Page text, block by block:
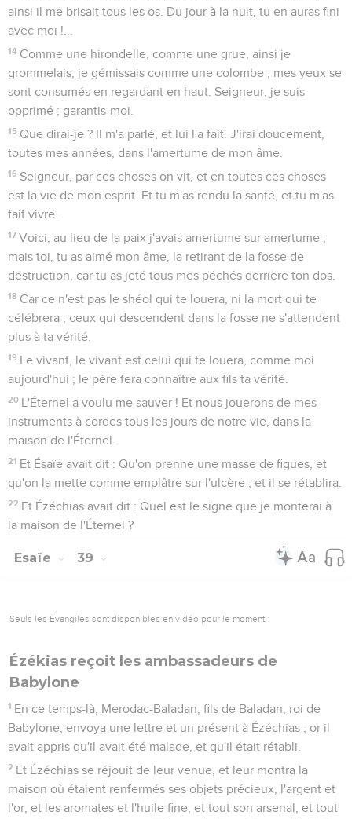
ainsi il me brisait tous les os. Du jour à la nuit, tu en auras fini
avec moi !...
14 Comme une hirondelle, comme une grue, ainsi je
grommelais, je gémissais comme une colombe ; mes yeux se
sont consumés en regardant en haut. Seigneur, je suis
opprimé ; garantis-moi.
15 Que dirai-je ? Il m'a parlé, et lui l'a fait. J'irai doucement,
toutes mes années, dans l'amertume de mon âme.
16 Seigneur, par ces choses on vit, et en toutes ces choses
est la vie de mon esprit. Et tu m'as rendu la santé, et tu m'as
fait vivre.
17 Voici, au lieu de la paix j'avais amertume sur amertume ;
mais toi, tu as aimé mon âme, la retirant de la fosse de
destruction, car tu as jeté tous mes péchés derrière ton dos.
18 Car ce n'est pas le shéol qui te louera, ni la mort qui te
célébrera ; ceux qui descendent dans la fosse ne s'attendent
plus à ta vérité.
19 Le vivant, le vivant est celui qui te louera, comme moi
aujourd'hui ; le père fera connaître aux fils ta vérité.
20 L'Éternel a voulu me sauver ! Et nous jouerons de mes
instruments à cordes tous les jours de notre vie, dans la
maison de l'Éternel.
21 Et Ésaïe avait dit : Qu'on prenne une masse de figues, et
qu'on la mette comme emplâtre sur l'ulcère ; et il se rétablira.
22 Et Ézéchias avait dit : Quel est le signe que je monterai à
la maison de l'Éternel ?
Esaïe 39
Seuls les Évangiles sont disponibles en vidéo pour le moment.
Ézékias reçoit les ambassadeurs de
Babylone
1 En ce temps-là, Merodac-Baladan, fils de Baladan, roi de
Babylone, envoya une lettre et un présent à Ézéchias ; or il
avait appris qu'il avait été malade, et qu'il était rétabli.
2 Et Ézéchias se réjouit de leur venue, et leur montra la
maison où étaient renfermés ses objets précieux, l'argent et
l'or, et les aromates et l'huile fine, et tout son arsenal, et tout